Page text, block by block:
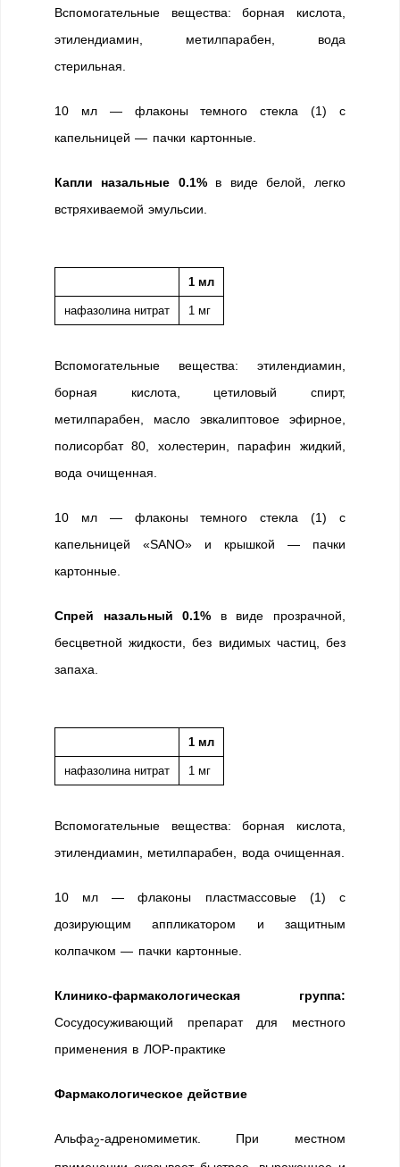
Вспомогательные вещества: борная кислота,
этилендиамин, метилпарабен, вода
стерильная.
10 мл — флаконы темного стекла (1) с
капельницей — пачки картонные.
Капли назальные 0.1% в виде белой, легко
встряхиваемой эмульсии.
1 мл
нафазолина нитрат 1 мг
Вспомогательные вещества: этилендиамин,
борная кислота, цетиловый спирт,
метилпарабен, масло эвкалиптовое эфирное,
полисорбат 80, холестерин, парафин жидкий,
вода очищенная.
10 мл — флаконы темного стекла (1) с
капельницей «SANO» и крышкой — пачки
картонные.
Спрей назальный 0.1% в виде прозрачной,
бесцветной жидкости, без видимых частиц, без
запаха.
1 мл
нафазолина нитрат 1 мг
Вспомогательные вещества: борная кислота,
этилендиамин, метилпарабен, вода очищенная.
10 мл — флаконы пластмассовые (1) с
дозирующим аппликатором и защитным
колпачком — пачки картонные.
Клинико-фармакологическая группа:
Сосудосуживающий препарат для местного
применения в ЛОР-практике
Фармакологическое действие
Альфа2-адреномиметик. При местном